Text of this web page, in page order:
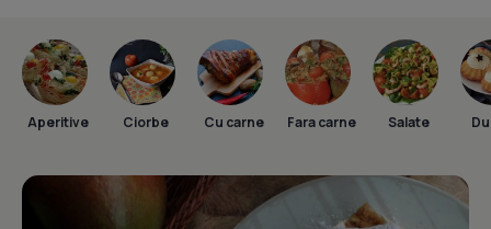
Aperitive Ciorbe Cu carne Fara carne Salate